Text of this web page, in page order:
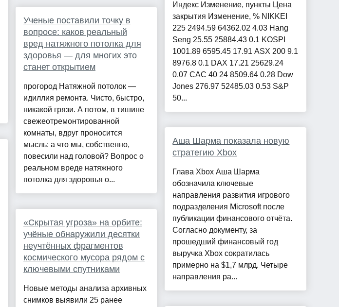
Ученые поставили точку в
вопросе: каков реальный
вред натяжного потолка для
здоровья — для многих это
станет открытием
прогород Натяжной потолок —
идиллия ремонта. Чисто, быстро,
никакой грязи. А потом, в тишине
свежеотремонтированной
комнаты, вдруг проносится
мысль: а что мы, собственно,
повесили над головой? Вопрос о
реальном вреде натяжного
потолка для здоровья о...
«Скрытая угроза» на орбите:
учёные обнаружили десятки
неучтённых фрагментов
космического мусора рядом с
ключевыми спутниками
Новые методы анализа архивных
снимков выявили 25 ранее
Индекс Изменение, пункты Цена
закрытия Изменение, % NIKKEI
225 2494.59 64362.02 4.03 Hang
Seng 25.55 25884.43 0.1 KOSPI
1001.89 6595.45 17.91 ASX 200 9.1
8976.8 0.1 DAX 17.21 25629.24
0.07 CAC 40 24 8509.64 0.28 Dow
Jones 276.97 52485.03 0.53 S&P
50...
Аша Шарма показала новую
стратегию Xbox
Глава Xbox Аша Шарма
обозначила ключевые
направления развития игрового
подразделения Microsoft после
публикации финансового отчёта.
Согласно документу, за
прошедший финансовый год
выручка Xbox сократилась
примерно на $1,7 млрд. Четыре
направления ра...